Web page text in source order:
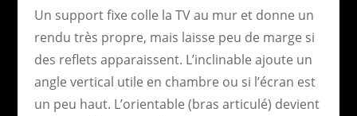
Un support fixe colle la TV au mur et donne un
rendu très propre, mais laisse peu de marge si
des reflets apparaissent. L’inclinable ajoute un
angle vertical utile en chambre ou si l’écran est
un peu haut. L’orientable (bras articulé) devient